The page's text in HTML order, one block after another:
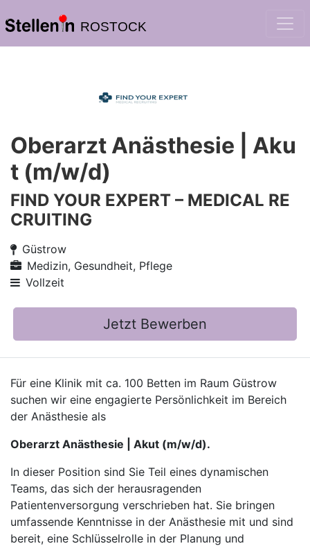
ROSTOCK
Oberarzt Anästhesie | Aku
t (m/w/d)
FIND YOUR EXPERT – MEDICAL RE
CRUITING
Güstrow
Medizin, Gesundheit, Pflege
Vollzeit
Jetzt Bewerben
Für eine Klinik mit ca. 100 Betten im Raum Güstrow
suchen wir eine engagierte Persönlichkeit im Bereich
der Anästhesie als
Oberarzt Anästhesie | Akut (m/w/d).
In dieser Position sind Sie Teil eines dynamischen
Teams, das sich der herausragenden
Patientenversorgung verschrieben hat. Sie bringen
umfassende Kenntnisse in der Anästhesie mit und sind
bereit, eine Schlüsselrolle in der Planung und